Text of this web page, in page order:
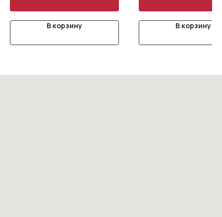
В корзину В корзину